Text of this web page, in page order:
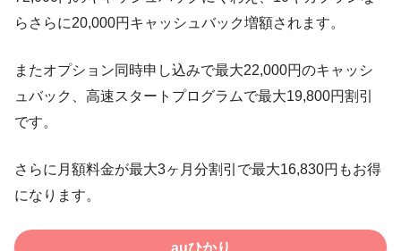
らさらに20,000円キャッシュバック増額されます。
またオプション同時申し込みで最大22,000円のキャッシ
ュバック、高速スタートプログラムで最大19,800円割引
です。
さらに月額料金が最大3ヶ月分割引で最大16,830円もお得
になります。
auひかり